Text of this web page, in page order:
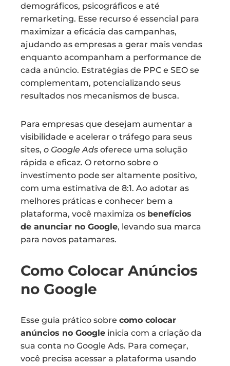
demográficos, psicográficos e até
remarketing. Esse recurso é essencial para
maximizar a eficácia das campanhas,
ajudando as empresas a gerar mais vendas
enquanto acompanham a performance de
cada anúncio. Estratégias de PPC e SEO se
complementam, potencializando seus
resultados nos mecanismos de busca.
Para empresas que desejam aumentar a
visibilidade e acelerar o tráfego para seus
sites, o Google Ads oferece uma solução
rápida e eficaz. O retorno sobre o
investimento pode ser altamente positivo,
com uma estimativa de 8:1. Ao adotar as
melhores práticas e conhecer bem a
plataforma, você maximiza os benefícios
de anunciar no Google, levando sua marca
para novos patamares.
Como Colocar Anúncios
no Google
Esse guia prático sobre como colocar
anúncios no Google inicia com a criação da
sua conta no Google Ads. Para começar,
você precisa acessar a plataforma usando